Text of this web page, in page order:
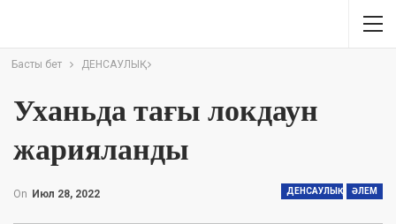
Басты бет ДЕНСАУЛЫҚ
Уханьда тағы локдаун
жарияланды
ДЕНСАУЛЫҚ ӘЛЕМ
On Июл 28, 2022